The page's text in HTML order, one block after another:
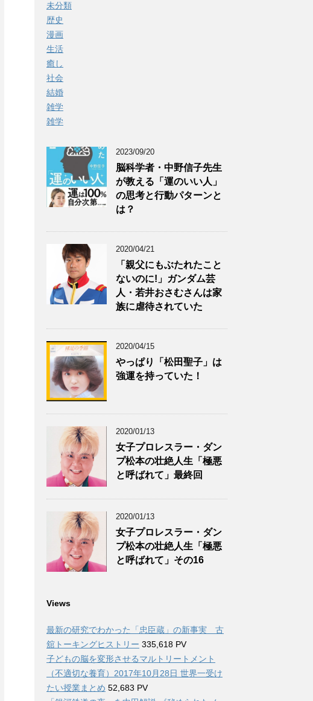
未分類
歴史
漫画
生活
癒し
社会
結婚
雑学
雑学
2023/09/20
脳科学者・中野信子先生
が教える「運のいい人」
の思考と行動パターンと
は？
2020/04/21
「親父にもぶたれたこと
ないのに!」ガンダム芸
人・若井おさむさんは家
族に虐待されていた
2020/04/15
やっぱり「松田聖子」は
強運を持っていた！
2020/01/13
女子プロレスラー・ダン
プ松本の壮絶人生「極悪
と呼ばれて」最終回
2020/01/13
女子プロレスラー・ダン
プ松本の壮絶人生「極悪
と呼ばれて」その16
Views
最新の研究でわかった「忠臣蔵」の新事実 古
舘トーキングヒストリー 335,618 PV
子どもの脳を変形させるマルトリートメント
（不適切な養育）2017年10月28日 世界一受け
たい授業まとめ 52,683 PV